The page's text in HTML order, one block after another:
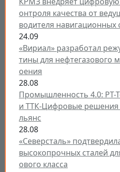
онтроля качества от
водителя навигационных
24.09
«Вириал» разработал
тины для нефтегазового
оения
28.08
Промышленность 4.0: РТ-
и ТТК-Цифровые решения
льянс
28.08
«Северсталь»
высокопрочных сталей
ового класса